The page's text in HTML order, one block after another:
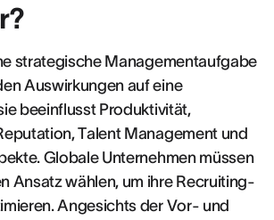
strategische Managementaufgabe
Auswirkungen auf eine
beeinflusst Produktivität,
Talent Management und
Globale Unternehmen müssen
Ansatz wählen, um ihre Recruiting-
Angesichts der Vor- und